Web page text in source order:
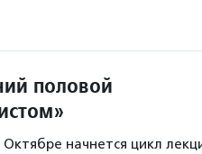
половой
начнется цикл